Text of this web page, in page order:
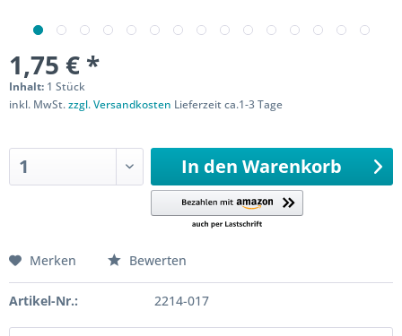
1,75 € *
Inhalt: 1 Stück
inkl. MwSt.zzgl. Versandkosten Lieferzeit ca.1-3 Tage
In den Warenkorb
Merken Bewerten
Artikel-Nr.: 2214-017